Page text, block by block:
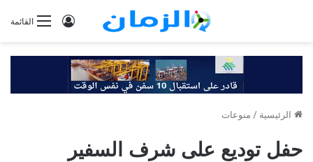
القائمةتسجيل
الرئيسية / منوعات
حفل توديع على شرف السفير